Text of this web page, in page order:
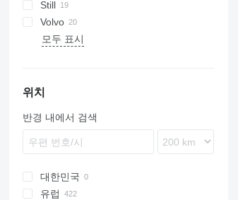
SPE
SWE
242
307
416
EP
NR
ZX
220X
403
427
TM
410
544 J
824
EJE
ERE
ETV
LH
PR
R-series
E-series
H-series
L-series
V-series
P-series
FD
FG
E-series
L-series
LB
Still
EK
FM
7200
A-series
Volvo
EC
6503
WG
모두 표시
위치
반경 내에서 검색
대한민국
유럽